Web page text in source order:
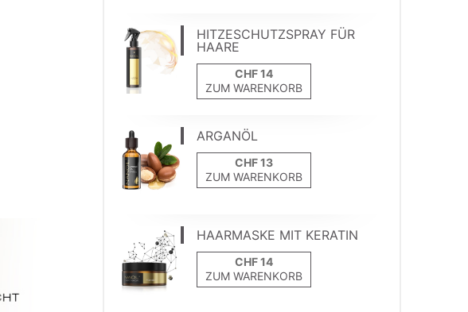
HITZESCHUTZSPRAY FÜR
HAARE
ZUM WARENKORB
ARGANÖL
ZUM WARENKORB
HAARMASKE MIT KERATIN
ZUM WARENKORB